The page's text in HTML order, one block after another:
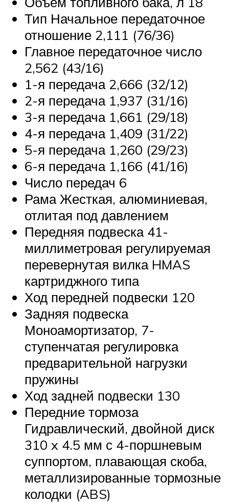
Тип Начальное передаточное
отношение 2,111 (76/36)
Главное передаточное число
2,562 (43/16)
1-я передача 2,666 (32/12)
2-я передача 1,937 (31/16)
3-я передача 1,661 (29/18)
4-я передача 1,409 (31/22)
5-я передача 1,260 (29/23)
6-я передача 1,166 (41/16)
Число передач 6
Рама Жесткая, алюминиевая,
отлитая под давлением
Передняя подвеска 41-
миллиметровая регулируемая
перевернутая вилка HMAS
картриджного типа
Ход передней подвески 120
Задняя подвеска
Моноамортизатор, 7-
ступенчатая регулировка
предварительной нагрузки
пружины
Ход задней подвески 130
Передние тормоза
Гидравлический, двойной диск
310 x 4.5 мм с 4-поршневым
суппортом, плавающая скоба,
металлизированные тормозные
колодки (ABS)